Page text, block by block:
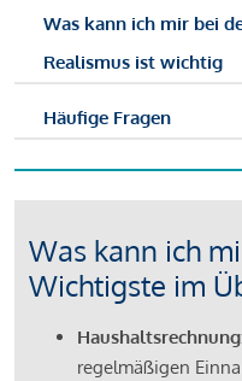
Was kann ich mir bei
Realismus ist wichtig
Häufige Fragen
Was kann ich
Wichtigste im
regelmäßigen